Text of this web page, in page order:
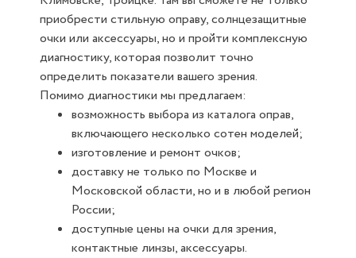
приобрести стильную оправу, солнцезащитные
очки или аксессуары, но и пройти комплексную
диагностику, которая позволит точно
определить показатели вашего зрения.
Помимо диагностики мы предлагаем:
возможность выбора из каталога оправ,
включающего несколько сотен моделей;
изготовление и ремонт очков;
доставку не только по Москве и
Московской области, но и в любой регион
России;
доступные цены на очки для зрения,
контактные линзы, аксессуары.